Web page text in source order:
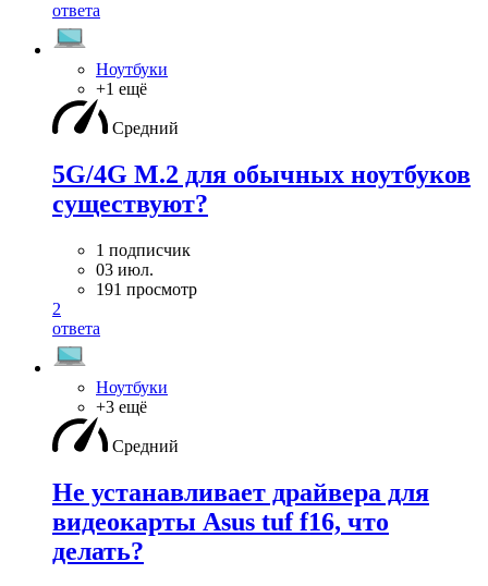
ответа
Ноутбуки
+1 ещё
Средний
5G/4G M.2 для обычных ноутбуков
существуют?
1 подписчик
03 июл.
191 просмотр
2
ответа
Ноутбуки
+3 ещё
Средний
Не устанавливает драйвера для
видеокарты Asus tuf f16, что
делать?